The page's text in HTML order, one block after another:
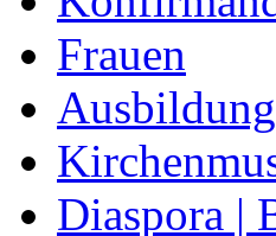
Frauen
Diaspora |